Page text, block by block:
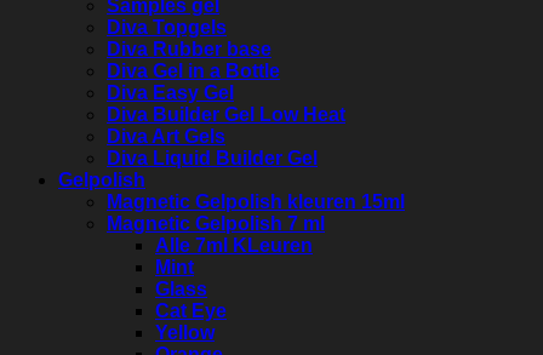
Samples gel
Diva Topgels
Diva Rubber base
Diva Gel in a Bottle
Diva Easy Gel
Diva Builder Gel Low Heat
Diva Art Gels
Diva Liquid Builder Gel
Gelpolish
Magnetic Gelpolish kleuren 15ml
Magnetic Gelpolish 7 ml
Alle 7ml KLeuren
Mint
Glass
Cat Eye
Yellow